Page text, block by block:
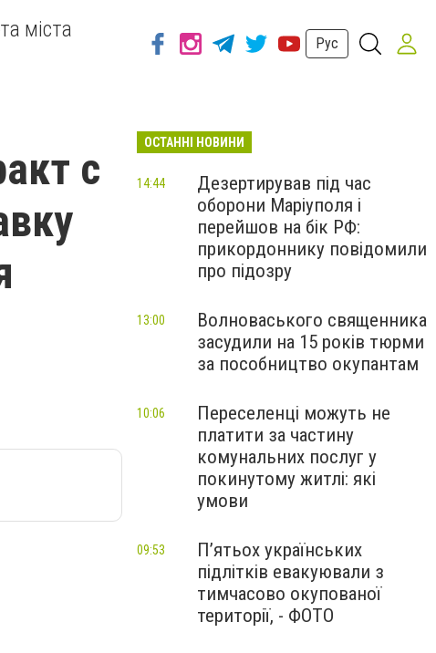
міста
Рус
с
ОСТАННІ НОВИНИ
Дезертирував під час
оборони Маріуполя і
перейшов на бік РФ:
прикордоннику повідомили
про підозру
14:44
Волноваського священника
засудили на 15 років тюрми
за пособництво окупантам
13:00
Переселенці можуть не
платити за частину
комунальних послуг у
покинутому житлі: які
умови
10:06
П’ятьох українських
підлітків евакуювали з
тимчасово окупованої
території, - ФОТО
09:53